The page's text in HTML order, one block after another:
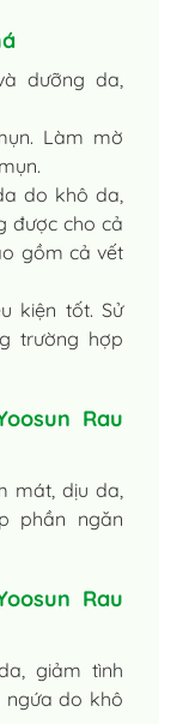
dưỡng da,
Làm mờ
do khô da,
được cho cả
gồm cả vết
kiện tốt. Sử
trường hợp
Rau
mát, dịu da,
phần ngăn
Rau
giảm tình
do khô